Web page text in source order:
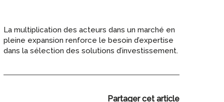
La multiplication des acteurs dans un marché en
pleine expansion renforce le besoin d’expertise
dans la sélection des solutions d’investissement.
Partager cet article